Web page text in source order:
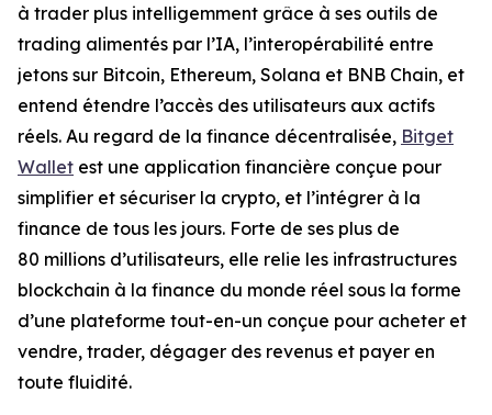
à trader plus intelligemment grâce à ses outils de
trading alimentés par l’IA, l’interopérabilité entre
jetons sur Bitcoin, Ethereum, Solana et BNB Chain, et
entend étendre l’accès des utilisateurs aux actifs
réels. Au regard de la finance décentralisée, Bitget
Wallet est une application financière conçue pour
simplifier et sécuriser la crypto, et l’intégrer à la
finance de tous les jours. Forte de ses plus de
80 millions d’utilisateurs, elle relie les infrastructures
blockchain à la finance du monde réel sous la forme
d’une plateforme tout-en-un conçue pour acheter et
vendre, trader, dégager des revenus et payer en
toute fluidité.